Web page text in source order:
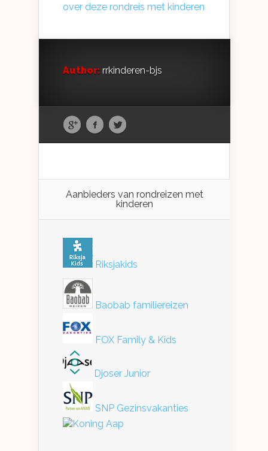
over deze rondreis met kinderen
Author: rrkinderen-bjs
Aanbieders van rondreizen met
kinderen
Riksjakids
Baobab familiereizen
FOX Family & Kids
Djoser Junior
SNP Gezinsvakanties
Koning Aap